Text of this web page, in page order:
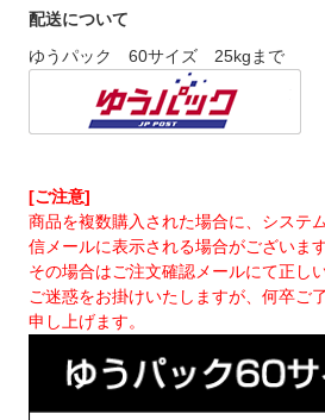
配送について
ゆうパック 60サイズ 25kgまで
[ご注意]
商品を複数購入された場合に、システ
信メールに表示される場合がございます
その場合はご注文確認メールにて正し
ご迷惑をお掛けいたしますが、何卒ご
申し上げます。